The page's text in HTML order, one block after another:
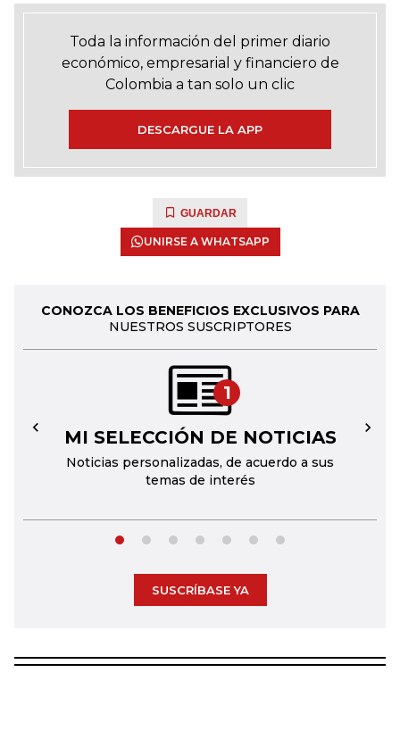
Toda la información del primer diario
económico, empresarial y financiero de
Colombia a tan solo un clic
DESCARGUE LA APP
GUARDAR
UNIRSE A WHATSAPP
CONOZCA LOS BENEFICIOS EXCLUSIVOS PARA
NUESTROS SUSCRIPTORES
1
MI SELECCIÓN DE NOTICIAS
Noticias personalizadas, de acuerdo a sus
temas de interés
← →
SUSCRÍBASE YA